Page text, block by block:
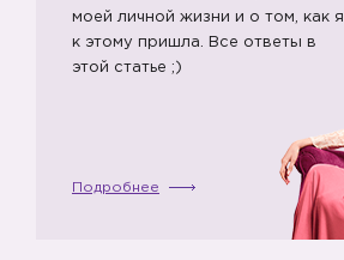
🔝
моей личной жизни и о том, как я
к этому пришла. Все ответы в
этой статье ;)
Подробнее